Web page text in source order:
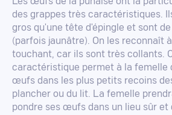
des grappes très caractéristiques.
gros qu'une tête d'épingle et sont
(parfois jaunâtre). On les reconnaît
touchant, car ils sont très collants.
caractéristique permet à la femelle
œufs dans les plus petits recoins
plancher ou du lit. La femelle
pondre ses œufs dans un lieu sûr